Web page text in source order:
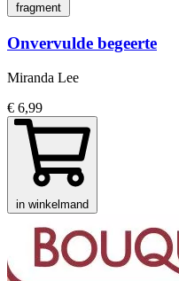
fragment
Onvervulde begeerte
Miranda Lee
€ 6,99
in winkelmand